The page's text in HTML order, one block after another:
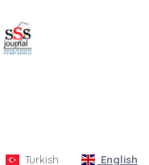
Turkish English